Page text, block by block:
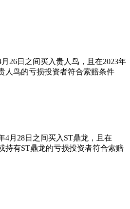
月26日之间买入贵人鸟，且在2023年
人鸟的亏损投资者符合索赔条件
4月28日之间买入ST鼎龙，且在
持有ST鼎龙的亏损投资者符合索赔